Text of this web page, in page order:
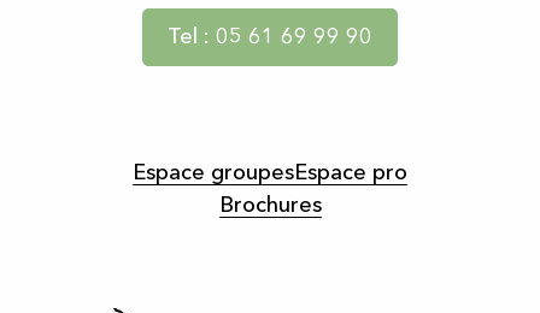
Tel : 05 61 69 99 90
Espace groupesEspace pro
Brochures